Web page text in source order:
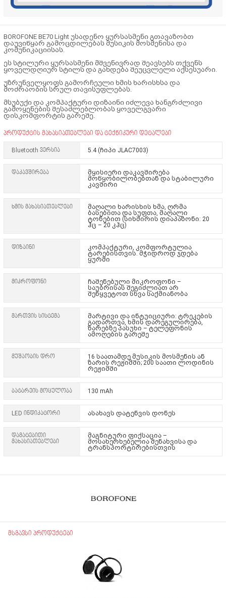
BOROFONE BE70 Light უსადენო ყურსასმენი გთავაზობთ
დაუვიწყარ გამოცდილებას მუსიკის მოსმენისა და
კომუნიკაციისას.
ეს სტილური ყურსასმენი მშვენივრად შეავსებს თქვენს
ყოველდღიურ სტილს და გახდება შეუცვლელი აქსესუარი.
უზრუნველყოფს გამორჩეული ხმის ხარისხსა და
მოძრაობის სრულ თავისუფლებას.
მსუბუქი და კომპაქტური დიზაინი იძლევა ხანგრძლივი
გამოყენების შესაძლებლობას ყოველგვარი
დისკომფორტის გარეშე.
პროდუქტის მახასიათებლები და ტექნიკური დეტალები
Bluetooth ვერსია 5.4 (ჩიპი JLAC7003)
დაკავშირება
მყისიერი დაკავშირება
მოწყობილობებთან და სტაბილური
კავშირი
ხმის მახასიათებლები
მაღალი ხარისხის ხმა, ღრმა
ბასებითა და სუფთა, მაღალი
ტონებით (სიხშირის დიაპაზონი: 20
ჰც – 20 კჰც)
დიზაინი
კომპაქტური, კომფორტულია
ტარებისთვის. მჭიდროდ ჯდება
ყურში
მიკროფონი
ჩაშენებული მიკროფონი –
საუბრისას შეგიძლიათ არ
შეწყვეტოთ სხვა საქმიანობა
მართვის სისტემა
მარტივი და ინტუიციური: ტრეკების
გადართვა, ხმის დარეგულირება,
ზარებზე პასუხი – ტელეფონის
ამოღების გარეშე
მუშაობის დრო
16 საათამდე მუსიკის მოსმენის ან
ზარის რეჟიმში; 200 საათი ლოდინის
რეჟიმში
ბატარეის მოცულობა 130 mAh
LED ინდიკატორი ასახავს დატენვის დონეს
დამატებითი
მახასიათებლები
მაგნიტური ფიქსაცია –
მოსახერხებელია შენახვისა და
ტრანსპორტირებისთვის
მსგავსი პროდუქტები